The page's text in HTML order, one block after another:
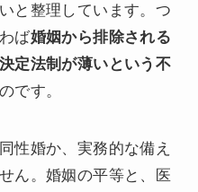
と整理しています。つ
ば婚姻から排除される
定法制が薄いという不
のです。
性婚か、実務的な備え
ん。婚姻の平等と、医